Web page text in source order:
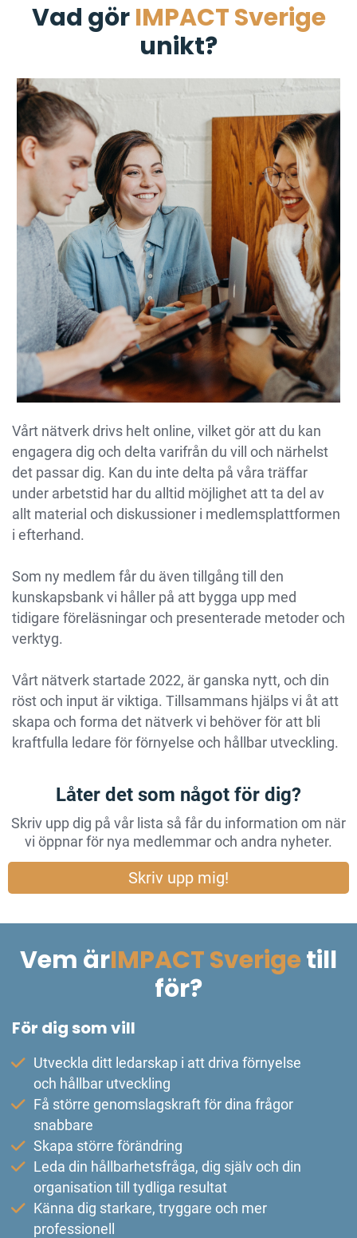
Vad görIMPACT Sverige
unikt?
Vårt nätverk drivs helt online, vilket gör att du kan
engagera dig och delta varifrån du vill och närhelst
det passar dig. Kan du inte delta på våra träffar
under arbetstid har du alltid möjlighet att ta del av
allt material och diskussioner i medlemsplattformen
i efterhand.
Som ny medlem får du även tillgång till den
kunskapsbank vi håller på att bygga upp med
tidigare föreläsningar och presenterade metoder och
verktyg.
Vårt nätverk startade 2022, är ganska nytt, och din
röst och input är viktiga. Tillsammans hjälps vi åt att
skapa och forma det nätverk vi behöver för att bli
kraftfulla ledare för förnyelse och hållbar utveckling.
Låter det som något för dig?
Skriv upp dig på vår lista så får du information om när
vi öppnar för nya medlemmar och andra nyheter.
Skriv upp mig!
Vem ärIMPACT Sverigetill
för?
För dig som vill
Utveckla ditt ledarskap i att driva förnyelse
och hållbar utveckling
Få större genomslagskraft för dina frågor
snabbare
Skapa större förändring
Leda din hållbarhetsfråga, dig själv och din
organisation till tydliga resultat
Känna dig starkare, tryggare och mer
professionell